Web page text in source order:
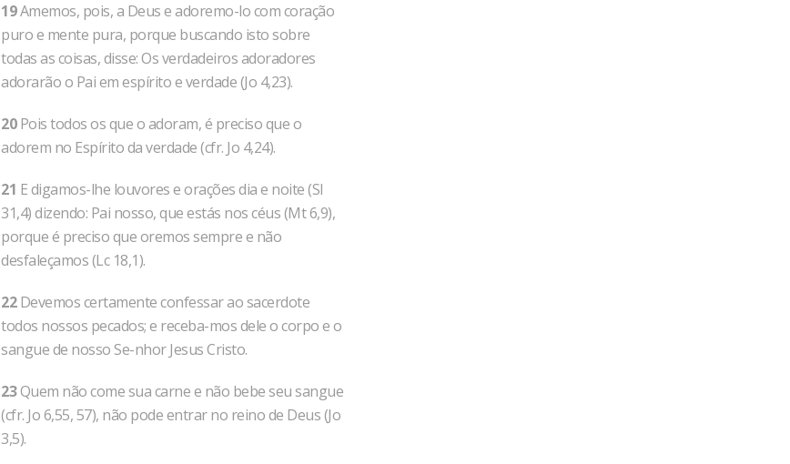
19Amemos, pois, a Deus e adoremo-lo com coração
puro e mente pura, porque buscando isto sobre
todas as coisas, disse: Os verdadeiros adoradores
adorarão o Pai em espírito e verdade (Jo 4,23).
20Pois todos os que o adoram, é preciso que o
adorem no Espírito da verdade (cfr. Jo 4,24).
21 E digamos-lhe louvores e orações dia e noite (Sl
31,4) dizendo: Pai nosso, que estás nos céus (Mt 6,9),
porque é preciso que oremos sempre e não
desfaleçamos (Lc 18,1).
22Devemos certamente confessar ao sacerdote
todos nossos pecados; e receba-mos dele o corpo e o
sangue de nosso Se-nhor Jesus Cristo.
23Quem não come sua carne e não bebe seu sangue
(cfr. Jo 6,55, 57), não pode entrar no reino de Deus (Jo
3,5).